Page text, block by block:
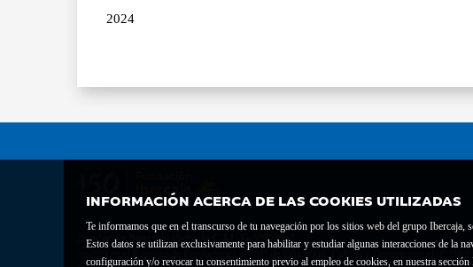
INFORMACIÓN ACERCA DE LAS COOKIES UTILIZADAS
Te informamos que en el transcurso de tu navegación por los sitios web del grupo
Estos datos se utilizan exclusivamente para habilitar y estudiar algunas interacciones de la
configuración y/o revocar tu consentimiento previo al empleo de cookies, en nuestra
2024
Fundación Bancaria Ibercaja C.I.F. G-50000652.
Inscrita en el Registro de Fundaciones del Mº de Educación, Cultura y Deporte con el nº 1689.